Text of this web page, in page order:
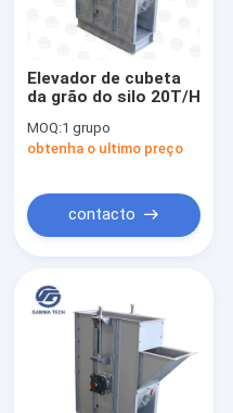
Elevador de cubeta
da grão do silo 20T/H
MOQ:1 grupo
obtenha o ultimo preço
contacto